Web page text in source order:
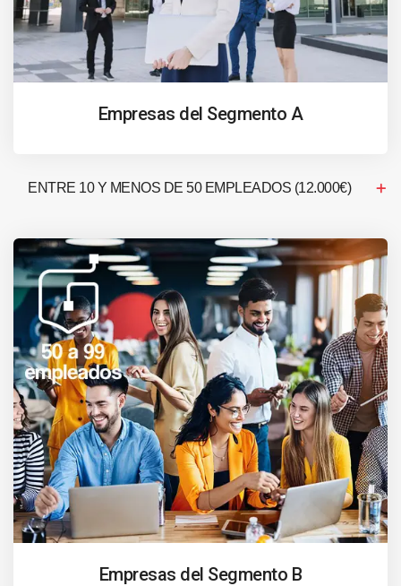
Empresas del Segmento A
ENTRE 10 Y MENOS DE 50 EMPLEADOS (12.000€)
Empresas del Segmento B